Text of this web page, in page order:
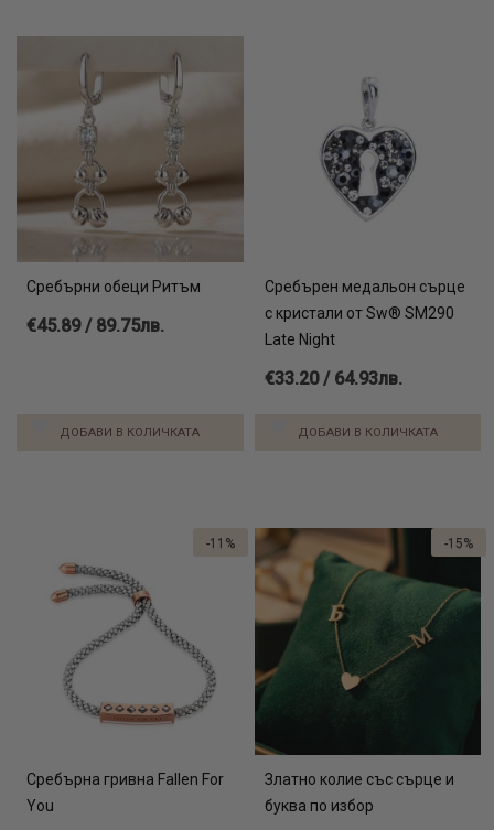
Сребърни обеци Ритъм
€45.89 / 89.75лв.
ДОБАВИ В КОЛИЧКАТА
Сребърен медальон сърце
с кристали от Sw® SM290
Late Night
€33.20 / 64.93лв.
ДОБАВИ В КОЛИЧКАТА
Сребърна гривна Fallen For
You
-11%
Златно колие със сърце и
буква по избор
-15%